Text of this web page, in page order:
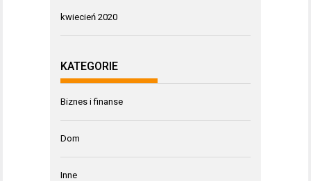
kwiecień 2020
KATEGORIE
Biznes i finanse
Dom
Inne